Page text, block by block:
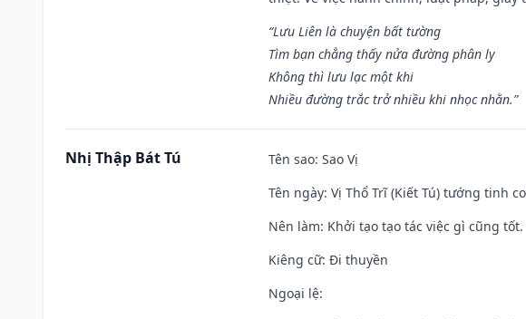
“Lưu Liên là chuyện bất tường
Tìm bạn chẳng thấy nửa đường phân ly
Không thì lưu lạc một khi
Nhiều đường trắc trở nhiều khi nhọc nhằn.”
Nhị Thập Bát Tú Tên sao: Sao Vị
Tên ngày: Vị Thổ Trĩ (Kiết Tú) tướng tinh
Nên làm: Khởi tạo tạo tác việc gì cũng
Kiêng cữ: Đi thuyền
Ngoại lệ: